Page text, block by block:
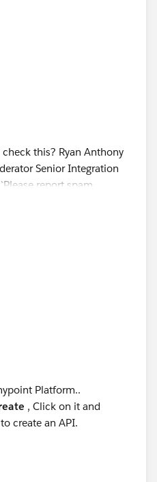
in the forum.`
Platform..
, Click on it and
to create an API.